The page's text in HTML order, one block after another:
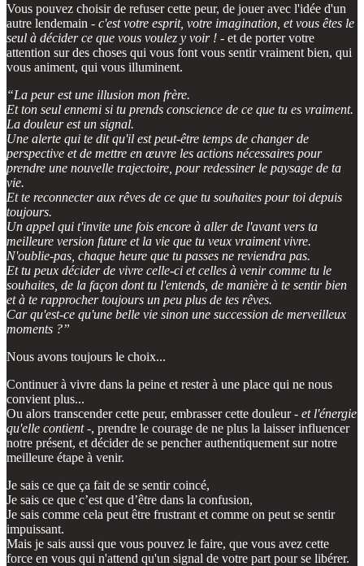
Vous pouvez choisir de refuser cette peur, de jouer avec l'idée d'un
autre lendemain - c'est votre esprit, votre imagination, et vous êtes le
seul à décider ce que vous voulez y voir ! - et de porter votre
attention sur des choses qui vous font vous sentir vraiment bien, qui
vous animent, qui vous illuminent.
“La peur est une illusion mon frère.
Et ton seul ennemi si tu prends conscience de ce que tu es vraiment.
La douleur est un signal.
Une alerte qui te dit qu'il est peut-être temps de changer de
perspective et de mettre en œuvre les actions nécessaires pour
prendre une nouvelle trajectoire, pour redessiner le paysage de ta
vie.
Et te reconnecter aux rêves de ce que tu souhaites pour toi depuis
toujours.
Un appel qui t'invite une fois encore à aller de l'avant vers ta
meilleure version future et la vie que tu veux vraiment vivre.
N'oublie-pas, chaque heure que tu passes ne reviendra pas.
Et tu peux décider de vivre celle-ci et celles à venir comme tu le
souhaites, de la façon dont tu l'entends, de manière à te sentir bien
et à te rapprocher toujours un peu plus de tes rêves.
Car qu'est-ce qu'une belle vie sinon une succession de merveilleux
moments ?”
Nous avons toujours le choix...
Continuer à vivre dans la peine et rester à une place qui ne nous
convient plus...
Ou alors transcender cette peur, embrasser cette douleur - et l'énergie
qu'elle contient-, prendre le courage de ne plus la laisser influencer
notre présent, et décider de se pencher authentiquement sur notre
meilleure étape à venir.
Je sais ce que ça fait de se sentir coincé,
Je sais ce que c’est que d’être dans la confusion,
Je sais comme cela peut être frustrant et comme on peut se sentir
impuissant.
Mais je sais aussi que vous pouvez le faire, que vous avez cette
force en vous qui n'attend qu'un signal de votre part pour se libérer.